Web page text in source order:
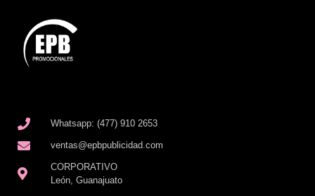
Whatsapp: (477) 910 2653
ventas@epbpublicidad.com
CORPORATIVO
León, Guanajuato